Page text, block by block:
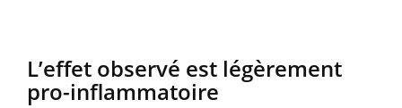
L’effet observé est légèrement
pro-inflammatoire